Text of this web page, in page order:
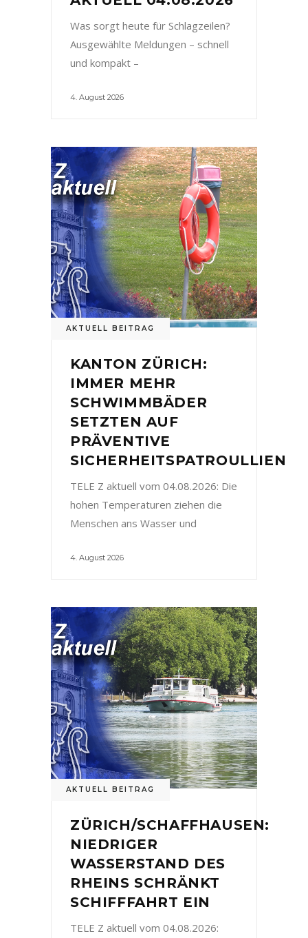
Was sorgt heute für Schlagzeilen?
Ausgewählte Meldungen – schnell
und kompakt –
4. August 2026
AKTUELL BEITRAG
KANTON ZÜRICH:
IMMER MEHR
SCHWIMMBÄDER
SETZTEN AUF
PRÄVENTIVE
SICHERHEITSPATROULLIEN
TELE Z aktuell vom 04.08.2026: Die
hohen Temperaturen ziehen die
Menschen ans Wasser und
4. August 2026
AKTUELL BEITRAG
ZÜRICH/SCHAFFHAUSEN:
NIEDRIGER
WASSERSTAND DES
RHEINS SCHRÄNKT
SCHIFFFAHRT EIN
TELE Z aktuell vom 04.08.2026: